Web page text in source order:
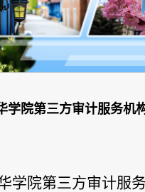
学院第三方审计服务机
学院第三方审计服